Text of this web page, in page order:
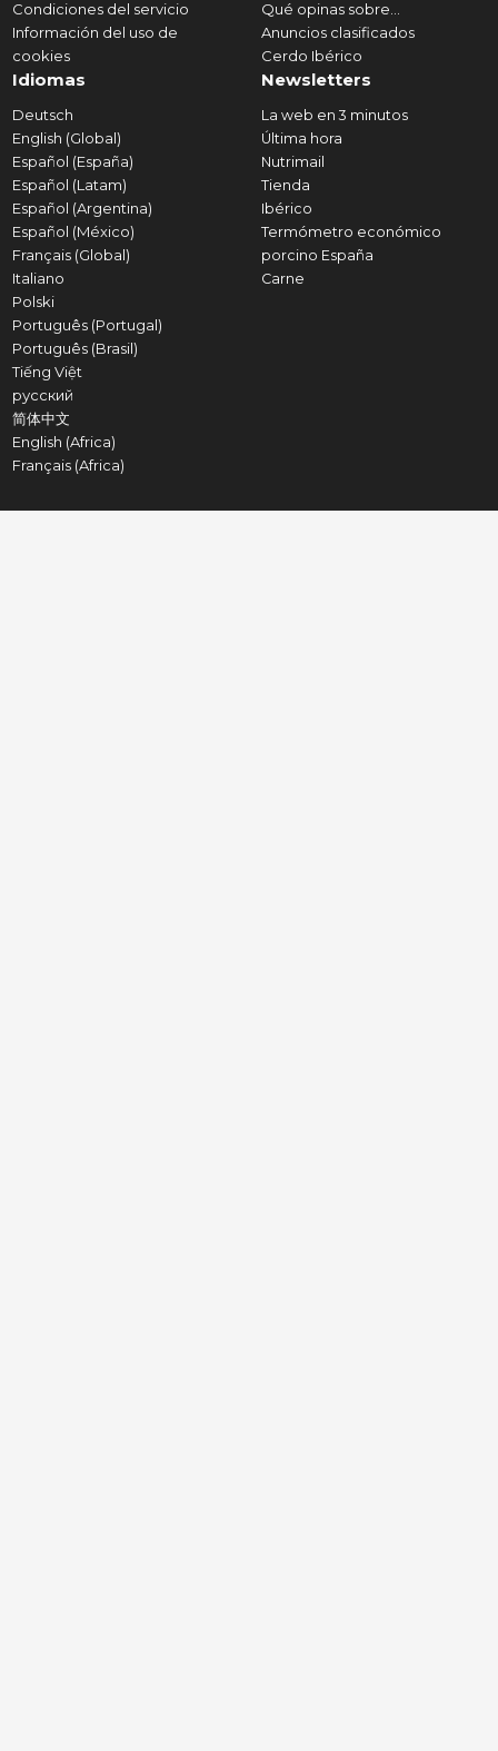
Condiciones del servicio
Información del uso de
cookies
Qué opinas sobre...
Anuncios clasificados
Cerdo Ibérico
Idiomas
Deutsch
English (Global)
Español (España)
Español (Latam)
Español (Argentina)
Español (México)
Français (Global)
Italiano
Polski
Português (Portugal)
Português (Brasil)
Tiếng Việt
русский
简体中文
English (Africa)
Français (Africa)
Newsletters
La web en 3 minutos
Última hora
Nutrimail
Tienda
Ibérico
Termómetro económico
porcino España
Carne